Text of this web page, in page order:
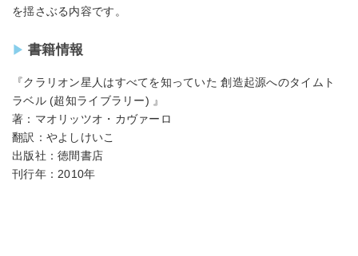
を揺さぶる内容です。
書籍情報
『クラリオン星人はすべてを知っていた 創造起源へのタイムト
ラベル (超知ライブラリー) 』
著：マオリッツオ・カヴァーロ
翻訳：やよしけいこ
出版社：徳間書店
刊行年：2010年